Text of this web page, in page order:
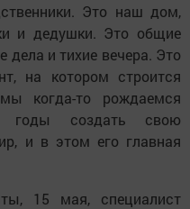
Это наш дом,
и дедушки. Это общие
дела и тихие вечера. Это
на котором строится
когда-то рождаемся
годы создать свою
и в этом его главная
15 мая, специалист